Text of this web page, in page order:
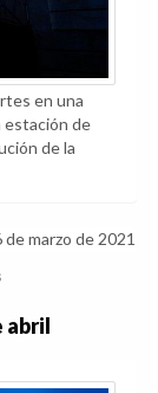
en una
estación de
de la
marzo de 2021
abril